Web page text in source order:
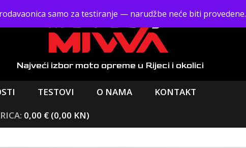
Najveći izbor moto opreme u Rijeci i okolici
TESTOVI O NAMA
KONTAKT
0,00 € (0,00 KN)
samo za testiranje — narudžbe neće biti provedene.